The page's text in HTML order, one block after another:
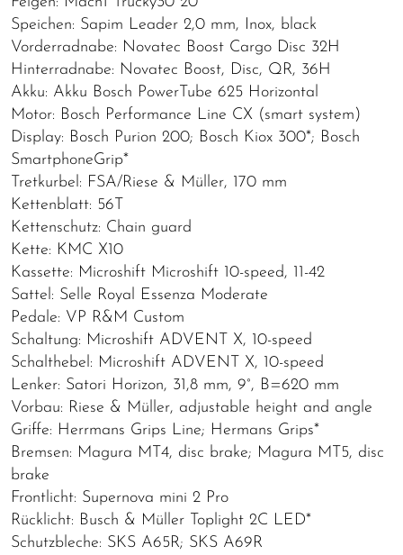
Speichen: Sapim Leader 2,0 mm, Inox, black
Vorderradnabe: Novatec Boost Cargo Disc 32H
Hinterradnabe: Novatec Boost, Disc, QR, 36H
Akku: Akku Bosch PowerTube 625 Horizontal
Motor: Bosch Performance Line CX (smart system)
Display: Bosch Purion 200; Bosch Kiox 300*; Bosch
SmartphoneGrip*
Tretkurbel: FSA/Riese & Müller, 170 mm
Kettenblatt: 56T
Kettenschutz: Chain guard
Kette: KMC X10
Kassette: Microshift Microshift 10-speed, 11-42
Sattel: Selle Royal Essenza Moderate
Pedale: VP R&M Custom
Schaltung: Microshift ADVENT X, 10-speed
Schalthebel: Microshift ADVENT X, 10-speed
Lenker: Satori Horizon, 31,8 mm, 9°, B=620 mm
Vorbau: Riese & Müller, adjustable height and angle
Griffe: Herrmans Grips Line; Hermans Grips*
Bremsen: Magura MT4, disc brake; Magura MT5, disc
brake
Frontlicht: Supernova mini 2 Pro
Rücklicht: Busch & Müller Toplight 2C LED*
Schutzbleche: SKS A65R; SKS A69R